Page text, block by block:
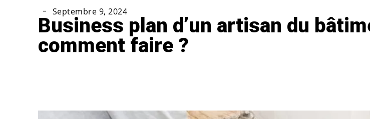
Septembre 9, 2024
Business plan d’un artisan du
comment faire ?